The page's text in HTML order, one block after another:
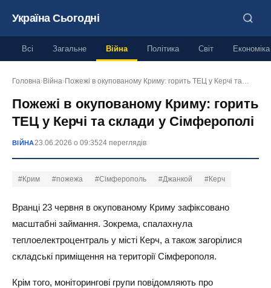
Україна Сьогодні
Всі Загальне Війна Політика Світ Економіка
Головна› Війна› Пожежі в окупованому Криму: горить ТЕЦ у Керчі та…
Пожежі в окупованому Криму: горить
ТЕЦ у Керчі та склади у Сімферополі
ВІЙНА23.06.2026 о 09:3524 переглядів
#Крим #пожежа #Сімферополь #Джанкой #Керч
Вранці 23 червня в окупованому Криму зафіксовано
масштабні займання. Зокрема, спалахнула
теплоелектроцентраль у місті Керч, а також загорілися
складські приміщення на території Сімферополя.
Крім того, моніторингові групи повідомляють про